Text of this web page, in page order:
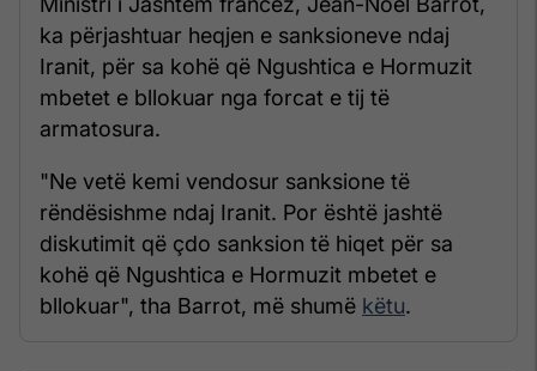
ka përjashtuar heqjen e sanksioneve ndaj
Iranit, për sa kohë që Ngushtica e Hormuzit
mbetet e bllokuar nga forcat e tij të
armatosura.
"Ne vetë kemi vendosur sanksione të
rëndësishme ndaj Iranit. Por është jashtë
diskutimit që çdo sanksion të hiqet për sa
kohë që Ngushtica e Hormuzit mbetet e
bllokuar", tha Barrot, më shumë këtu.